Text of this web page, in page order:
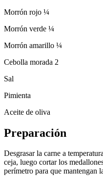
Morrón rojo ¼
Morrón verde ¼
Morrón amarillo ¼
Cebolla morada 2
Sal
Pimienta
Aceite de oliva
Preparación
Desgrasar la carne a
ceja, luego cortar los
perímetro para que mantengan